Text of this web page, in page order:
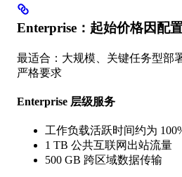
Enterprise：起始价格因配
最适合：大规模、关键任务型部
严格要求
Enterprise 层级服务
工作负载活跃时间约为
1 TB 公共互联网出站流量
500 GB 跨区域数据传输